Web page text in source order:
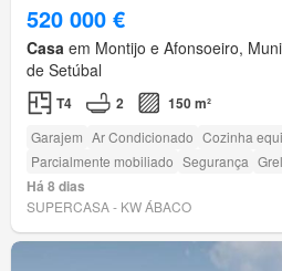
520 000 €
Casa em Montijo e Afonsoeiro,
de Setúbal
T4 2 150 m²
Garajem Ar Condicionado Cozinha
Parcialmente mobiliado Segurança
Há 8 dias
SUPERCASA - KW ÁBACO